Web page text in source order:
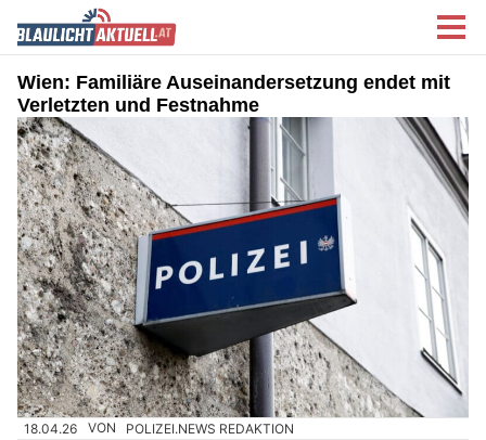
Wien: Familiäre Auseinandersetzung endet mit
Verletzten und Festnahme
18.04.26 VON POLIZEI.NEWS REDAKTION